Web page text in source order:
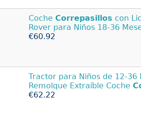
Coche Correpasillos con
Rover para Niños 18-36
€60.92
Tractor para Niños de 12-36
Remolque Extraíble Coche
€62.22